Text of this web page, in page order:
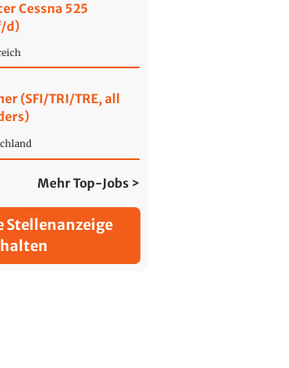
Cessna 525
d)
(SFI/TRI/TRE, all
Mehr Top-Jobs >
Stellenanzeige